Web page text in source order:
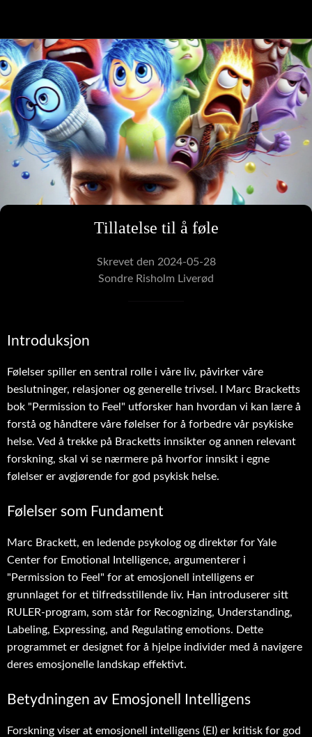
Tillatelse til å føle
Skrevet den 2024-05-28
Sondre Risholm Liverød
Introduksjon
Følelser spiller en sentral rolle i våre liv, påvirker våre
beslutninger, relasjoner og generelle trivsel. I Marc Bracketts
bok "Permission to Feel" utforsker han hvordan vi kan lære å
forstå og håndtere våre følelser for å forbedre vår psykiske
helse. Ved å trekke på Bracketts innsikter og annen relevant
forskning, skal vi se nærmere på hvorfor innsikt i egne
følelser er avgjørende for god psykisk helse.
Følelser som Fundament
Marc Brackett, en ledende psykolog og direktør for Yale
Center for Emotional Intelligence, argumenterer i
"Permission to Feel" for at emosjonell intelligens er
grunnlaget for et tilfredsstillende liv. Han introduserer sitt
RULER-program, som står for Recognizing, Understanding,
Labeling, Expressing, and Regulating emotions. Dette
programmet er designet for å hjelpe individer med å navigere
deres emosjonelle landskap effektivt.
Betydningen av Emosjonell Intelligens
Forskning viser at emosjonell intelligens (EI) er kritisk for god